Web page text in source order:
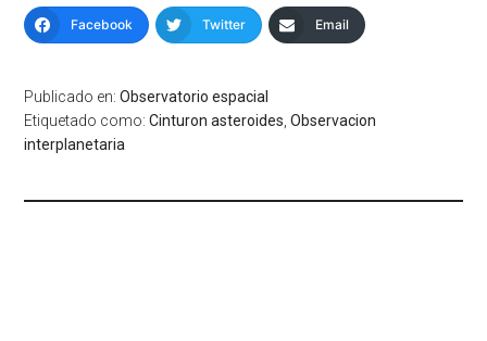
Facebook Twitter Email
Publicado en:Observatorio espacial
Etiquetado como:Cinturon asteroides ,Observacion
interplanetaria